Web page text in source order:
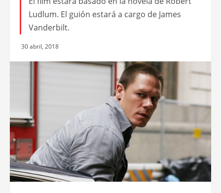
Ludlum. El guión estará a cargo de James
Vanderbilt.
30 abril, 2018